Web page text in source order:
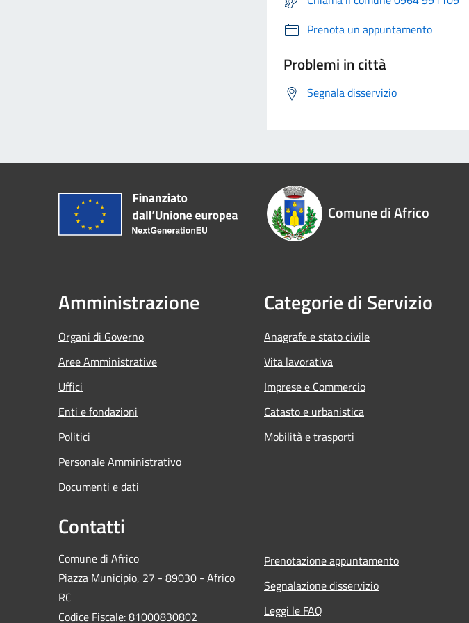
Prenota un appuntamento
Problemi in città
Segnala disservizio
Comune di Africo
Amministrazione
Organi di Governo
Aree Amministrative
Uffici
Enti e fondazioni
Politici
Personale Amministrativo
Documenti e dati
Categorie di Servizio
Anagrafe e stato civile
Vita lavorativa
Imprese e Commercio
Catasto e urbanistica
Mobilità e trasporti
Contatti
Comune di Africo
Piazza Municipio, 27 - 89030 - Africo
RC
Codice Fiscale: 81000830802
Prenotazione appuntamento
Segnalazione disservizio
Leggi le FAQ